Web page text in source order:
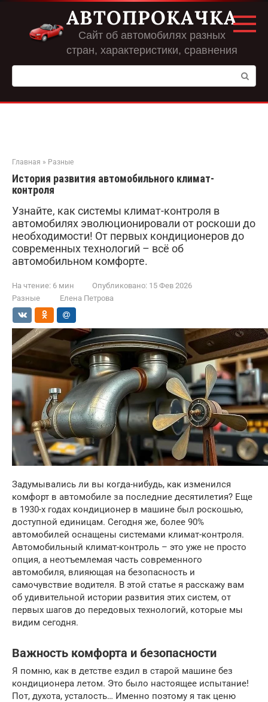
Перейти
контенту
АВТОПРОКАЧКА
Сайт об автомобилях разных
стран, характеристики, сравнения
Поиск:
Главная » Разные
История развития автомобильного климат-
контроля
Узнайте, как системы климат-контроля в
автомобилях эволюционировали от роскоши до
необходимости! От первых кондиционеров до
современных технологий – всё об
автомобильном комфорте.
На чтение: 6 мин Опубликовано: 15 Фев 2026
Разные
Елена Петрова
Задумывались ли вы когда-нибудь, как изменился
комфорт в автомобиле за последние десятилетия? Еще
в 1930-х годах кондиционер в машине был роскошью,
доступной единицам. Сегодня же, более 90%
автомобилей оснащены системами климат-контроля.
Автомобильный климат-контроль – это уже не просто
опция, а неотъемлемая часть современного
автомобиля, влияющая на безопасность и
самочувствие водителя. В этой статье я расскажу вам
об удивительной истории развития этих систем, от
первых шагов до передовых технологий, которые мы
видим сегодня.
Важность комфорта и безопасности
Я помню, как в детстве ездил в старой машине без
кондиционера летом. Это было настоящее испытание!
Пот, духота, усталость… Именно поэтому я так ценю